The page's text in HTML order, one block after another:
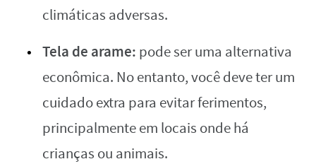
climáticas adversas.
Tela de arame: pode ser uma alternativa
econômica. No entanto, você deve ter um
cuidado extra para evitar ferimentos,
principalmente em locais onde há
crianças ou animais.